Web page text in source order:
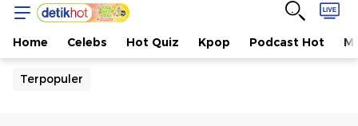
Home Celebs Hot Quiz Kpop Podcast Hot
Terpopuler